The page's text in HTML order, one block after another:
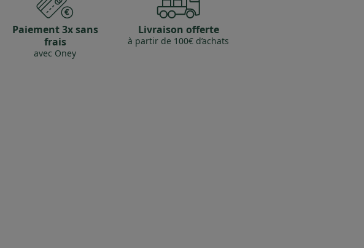
Paiement 3x sans
frais
avec Oney
Livraison offerte
à partir de 100€ d’achats